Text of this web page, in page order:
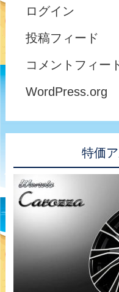
ログイン
投稿フィード
コメントフィー
WordPress.org
特価